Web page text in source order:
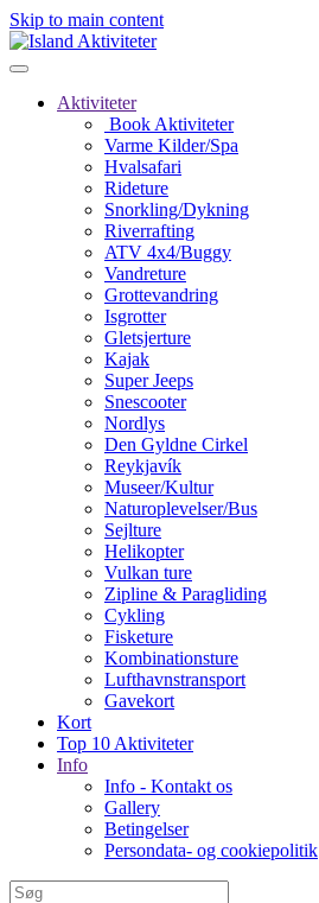
Skip to main content
Aktiviteter
Book Aktiviteter
Varme Kilder/Spa
Hvalsafari
Rideture
Snorkling/Dykning
Riverrafting
ATV 4x4/Buggy
Vandreture
Grottevandring
Isgrotter
Gletsjerture
Kajak
Super Jeeps
Snescooter
Nordlys
Den Gyldne Cirkel
Reykjavík
Museer/Kultur
Naturoplevelser/Bus
Sejlture
Helikopter
Vulkan ture
Zipline & Paragliding
Cykling
Fisketure
Kombinationsture
Lufthavnstransport
Gavekort
Kort
Top 10 Aktiviteter
Info
Info - Kontakt os
Gallery
Betingelser
Persondata- og cookiepolitik